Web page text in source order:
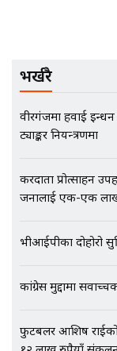
भर्खरै
वीरगंजमा हवाई
ट्याङ्कर नियन्त्रणमा
करदाता प्रोत्साहन
जनालाई एक-एक
भीआईपीका दोहोरो
कांग्रेस मुद्दामा
फुटबलर आशिष